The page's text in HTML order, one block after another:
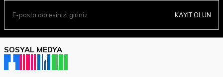
KAYIT OLUN
SOSYAL MEDYA